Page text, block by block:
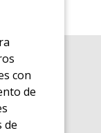
con
de
de